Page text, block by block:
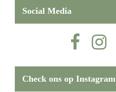
Social Media
Check ons op Instagram